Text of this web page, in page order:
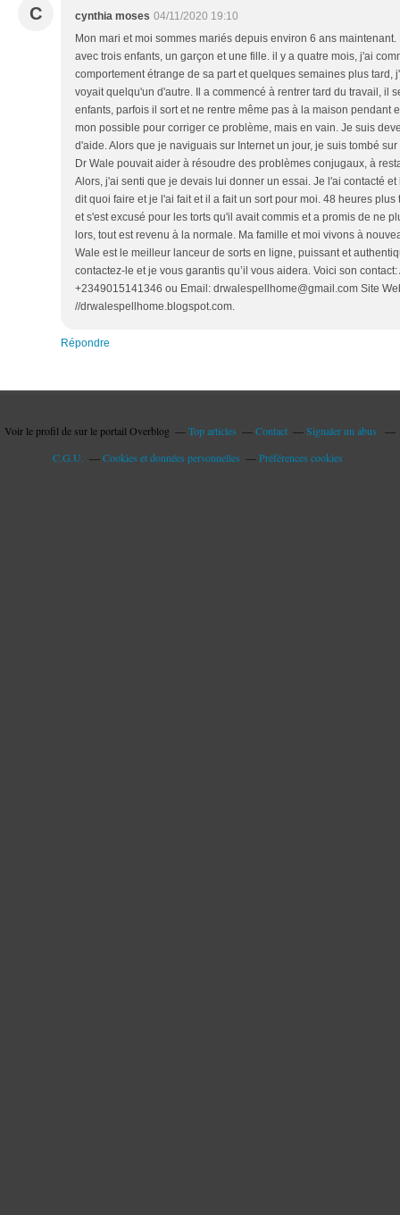
C cynthia moses 04/11/2020 19:10
Mon mari et moi sommes mariés depuis environ 6 ans
avec trois enfants, un garçon et une fille. il y a quatre mois, j'ai
comportement étrange de sa part et quelques semaines plus tard,
voyait quelqu'un d'autre. Il a commencé à rentrer tard du travail, il
enfants, parfois il sort et ne rentre même pas à la maison pendant
mon possible pour corriger ce problème, mais en vain. Je suis
d'aide. Alors que je naviguais sur Internet un jour, je suis tombé
Dr Wale pouvait aider à résoudre des problèmes conjugaux, à
Alors, j'ai senti que je devais lui donner un essai. Je l'ai contacté
dit quoi faire et je l'ai fait et il a fait un sort pour moi. 48 heures
et s'est excusé pour les torts qu'il avait commis et a promis de ne
lors, tout est revenu à la normale. Ma famille et moi vivons à
Wale est le meilleur lanceur de sorts en ligne, puissant et
contactez-le et je vous garantis qu’il vous aidera. Voici son
+2349015141346 ou Email: drwalespellhome@gmail.com Site
//drwalespellhome.blogspot.com.
Répondre
Voir le profil de sur le portail Overblog Top articles Contact
Signaler un abus
C.G.U.
Cookies et données personnelles Préférences cookies